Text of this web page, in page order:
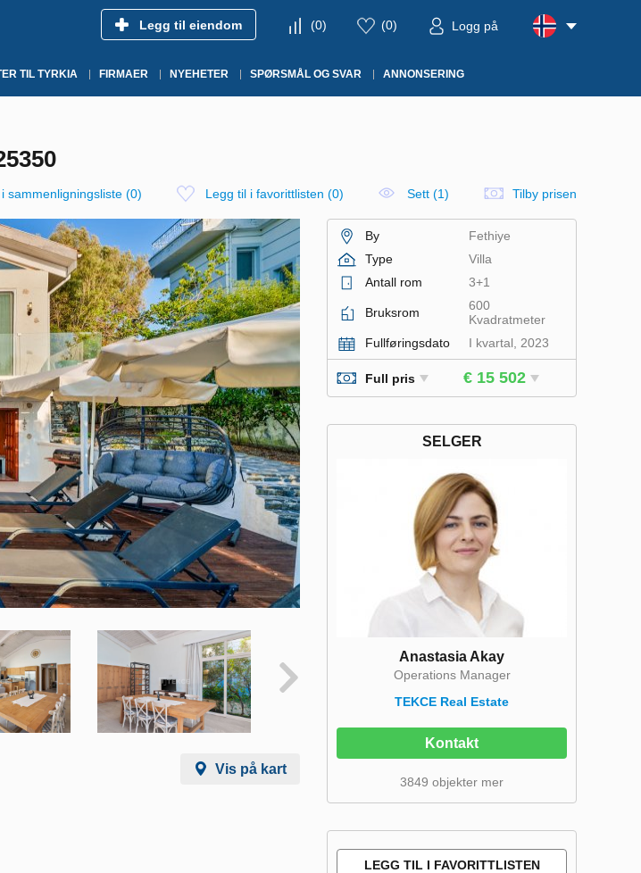
Legg til eiendom (0) (0) Logg på
TIL TYRKIA FIRMAER NYEHETER SPØRSMÅL OG SVAR ANNONSERING
sammenligningsliste (0) Legg til i favorittlisten (0) Sett (1) Tilby prisen
Vis på kart
By
Fethiye
Type
Villa
Antall rom
3+1
Bruksrom
600
Kvadratmeter
Fullføringsdato
I kvartal, 2023
Full pris € 15 502
SELGER
Anastasia Akay
Operations Manager
TEKCE Real Estate
Kontakt
3849 objekter mer
LEGG TIL I FAVORITTLISTEN